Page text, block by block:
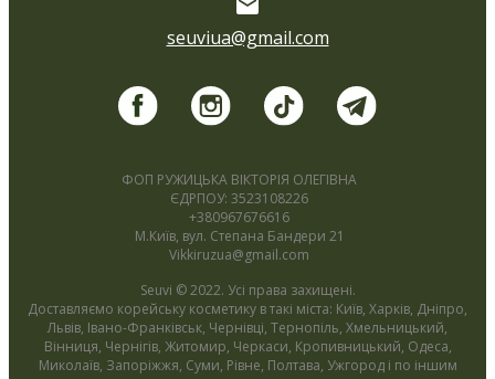
seuviua@gmail.com
ФОП РУЖИЦЬКА ВІКТОРІЯ ОЛЕГІВНА
ЄДРПОУ: 3523108226
+380967676616
М.Київ, вул. Степана Бандери 21
Vikkiruzua@gmail.com
Seuvi © 2022. Усі права захищені.
Доставляємо корейську косметику в такі міста: Київ, Харків, Дніпро,
Львів, Івано-Франківськ, Чернівці, Тернопіль, Хмельницький,
Вінниця, Чернігів, Житомир, Черкаси, Кропивницький, Одеса,
Миколаїв, Запоріжжя, Суми, Рівне, Полтава, Ужгород і по іншим